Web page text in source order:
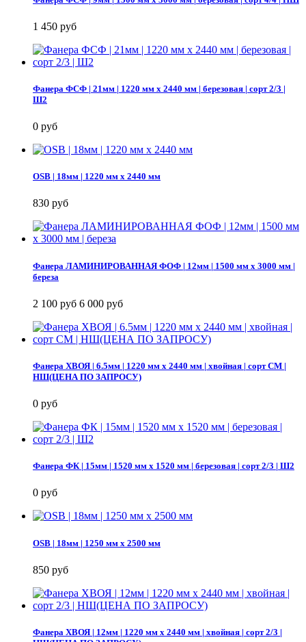
1 450 руб
Фанера ФСФ | 21мм | 1220 мм х 2440 мм | березовая | сорт 2/3 |
Ш2
0 руб
OSB | 18мм | 1220 мм х 2440 мм
830 руб
Фанера ЛАМИНИРОВАННАЯ ФОФ | 12мм | 1500 мм х 3000 мм |
береза
2 100 руб 6 000 руб
Фанера ХВОЯ | 6.5мм | 1220 мм х 2440 мм | хвойная | сорт СМ |
НШ(ЦЕНА ПО ЗАПРОСУ)
0 руб
Фанера ФК | 15мм | 1520 мм х 1520 мм | березовая | сорт 2/3 | Ш2
0 руб
OSB | 18мм | 1250 мм х 2500 мм
850 руб
Фанера ХВОЯ | 12мм | 1220 мм х 2440 мм | хвойная | сорт 2/3 |